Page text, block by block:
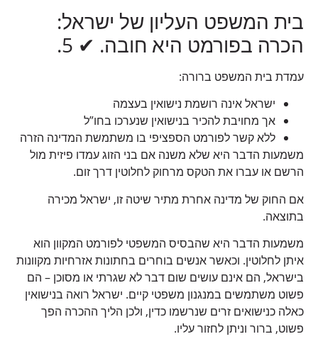
בית המשפט העליון של ישראל:
הכרה בפורמט היא חובה. ✔ 5.
עמדת בית המשפט ברורה:
ישראל אינה רושמת נישואין בעצמה
אך מחויבת להכיר בנישואין שנערכו בחו”ל
ללא קשר לפורמט הספציפי בו משתמשת המדינה הזרה
משמעות הדבר היא שלא משנה אם בני הזוג עמדו פיזית מול
הרשם או עברו את הטקס מרחוק לחלוטין דרך זום.
אם החוק של מדינה אחרת מתיר שיטה זו, ישראל מכירה
בתוצאה.
משמעות הדבר היא שהבסיס המשפטי לפורמט המקוון הוא
איתן לחלוטין. וכאשר אנשים בוחרים בחתונות אזרחיות מקוונות
בישראל, הם אינם עושים שום דבר לא שגרתי או מסוכן – הם
פשוט משתמשים במנגנון משפטי קיים. ישראל רואה בנישואין
כאלה כנישואים זרים שנרשמו כדין, ולכן הליך ההכרה הפך
פשוט, ברור וניתן לחזור עליו.